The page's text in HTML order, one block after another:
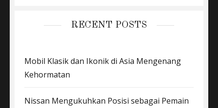
RECENT POSTS
Mobil Klasik dan Ikonik di Asia Mengenang
Kehormatan
Nissan Mengukuhkan Posisi sebagai Pemain